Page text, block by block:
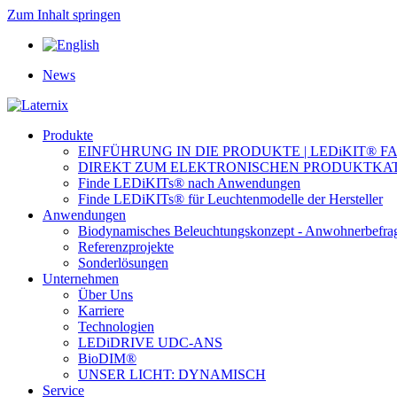
Zum Inhalt springen
News
Produkte
EINFÜHRUNG IN DIE PRODUKTE | LEDiKIT®
DIREKT ZUM ELEKTRONISCHEN
Finde LEDiKITs® nach Anwendungen
Finde LEDiKITs® für Leuchtenmodelle der Hersteller
Anwendungen
Biodynamisches Beleuchtungskonzept -
Referenzprojekte
Sonderlösungen
Unternehmen
Über Uns
Karriere
Technologien
LEDiDRIVE UDC-ANS
BioDIM®
UNSER LICHT: DYNAMISCH
Service